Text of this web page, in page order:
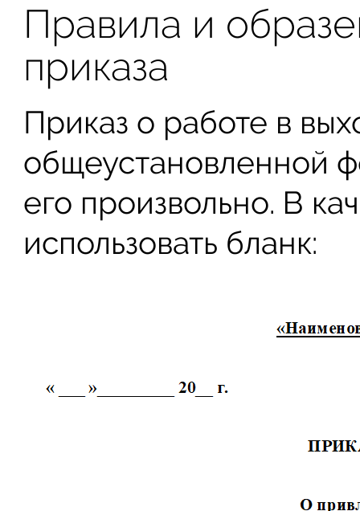
Правила и
приказа
Приказ о работе в
общеустановленной
его произвольно. В
использовать бланк: